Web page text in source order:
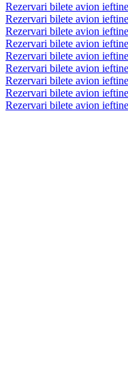
Rezervari bilete avion
Rezervari bilete avion
Rezervari bilete avion
Rezervari bilete avion
Rezervari bilete avion
Rezervari bilete avion
Rezervari bilete avion
Rezervari bilete avion
Rezervari bilete avion